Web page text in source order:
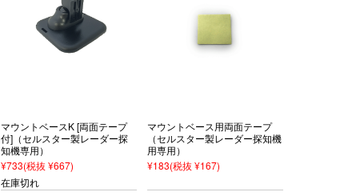
マウントベースK [両面テープ
付]（セルスター製レーダー探
知機専用）
¥733(税抜 ¥667)
在庫切れ
マウントベース用両面テープ
（セルスター製レーダー探知機
用専用）
¥183(税抜 ¥167)